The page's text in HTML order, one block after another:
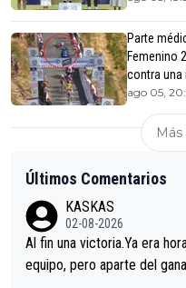
Parte
Femenino
contra una
ago 05,
Últimos Comentarios
KASKAS
02-08-2026
Al fin una victoria.Ya era
equipo, pero aparte del